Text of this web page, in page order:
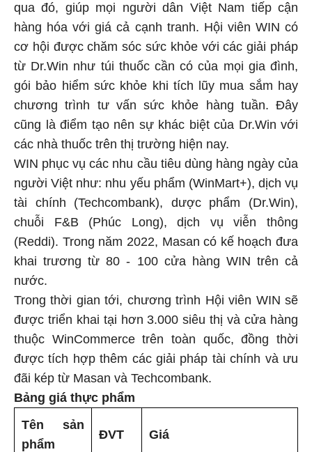
qua đó, giúp mọi người dân Việt Nam tiếp cận
hàng hóa với giá cả cạnh tranh. Hội viên WIN có
cơ hội được chăm sóc sức khỏe với các giải pháp
từ Dr.Win như túi thuốc cần có của mọi gia đình,
gói bảo hiểm sức khỏe khi tích lũy mua sắm hay
chương trình tư vấn sức khỏe hàng tuần. Đây
cũng là điểm tạo nên sự khác biệt của Dr.Win với
các nhà thuốc trên thị trường hiện nay.
WIN phục vụ các nhu cầu tiêu dùng hàng ngày của
người Việt như: nhu yếu phẩm (WinMart+), dịch vụ
tài chính (Techcombank), dược phẩm (Dr.Win),
chuỗi F&B (Phúc Long), dịch vụ viễn thông
(Reddi). Trong năm 2022, Masan có kế hoạch đưa
khai trương từ 80 - 100 cửa hàng WIN trên cả
nước.
Trong thời gian tới, chương trình Hội viên WIN sẽ
được triển khai tại hơn 3.000 siêu thị và cửa hàng
thuộc WinCommerce trên toàn quốc, đồng thời
được tích hợp thêm các giải pháp tài chính và ưu
đãi kép từ Masan và Techcombank.
Bảng giá thực phẩm
Tên sản
phẩm
ĐVT Giá